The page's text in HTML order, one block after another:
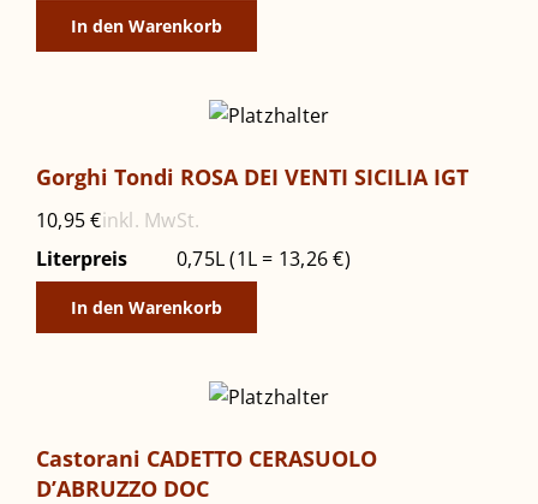
In den Warenkorb
Gorghi Tondi ROSA DEI VENTI SICILIA IGT
10,95€inkl. MwSt.
Literpreis
0,75L (1L = 13,26 €)
In den Warenkorb
Castorani CADETTO CERASUOLO
D’ABRUZZO DOC